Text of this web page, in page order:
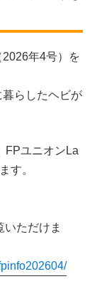
年4号）を
らしたヘビが
ユニオンLa
す。
ただけま